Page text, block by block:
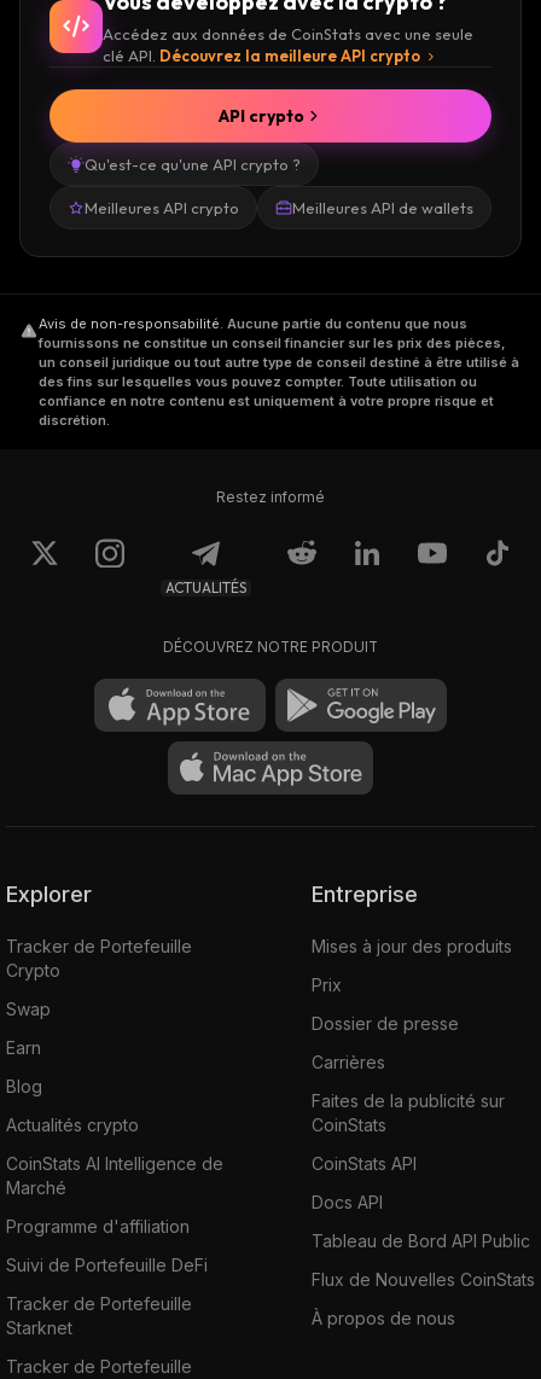
Accédez aux données de CoinStats avec une seule
clé API. Découvrez la meilleure API crypto
Qu'est-ce qu'une API crypto ?
Meilleures API crypto Meilleures API de wallets
API crypto
Avis de non-responsabilité Aucune partie du contenu que nous
fournissons ne constitue un conseil financier sur les prix des pièces,
un conseil juridique ou tout autre type de conseil destiné à être utilisé à
des fins sur lesquelles vous pouvez compter. Toute utilisation ou
confiance en notre contenu est uniquement à votre propre risque et
discrétion.
Restez informé
ACTUALITÉS
DÉCOUVREZ NOTRE PRODUIT
Explorer
Tracker de Portefeuille
Crypto
Swap
Earn
Blog
Actualités crypto
CoinStats AI Intelligence de
Marché
Programme d'affiliation
Suivi de Portefeuille DeFi
Tracker de Portefeuille
Starknet
Tracker de Portefeuille
Entreprise
Mises à jour des produits
Prix
Dossier de presse
Carrières
Faites de la publicité sur
CoinStats
CoinStats API
Docs API
Tableau de Bord API Public
Flux de Nouvelles CoinStats
À propos de nous